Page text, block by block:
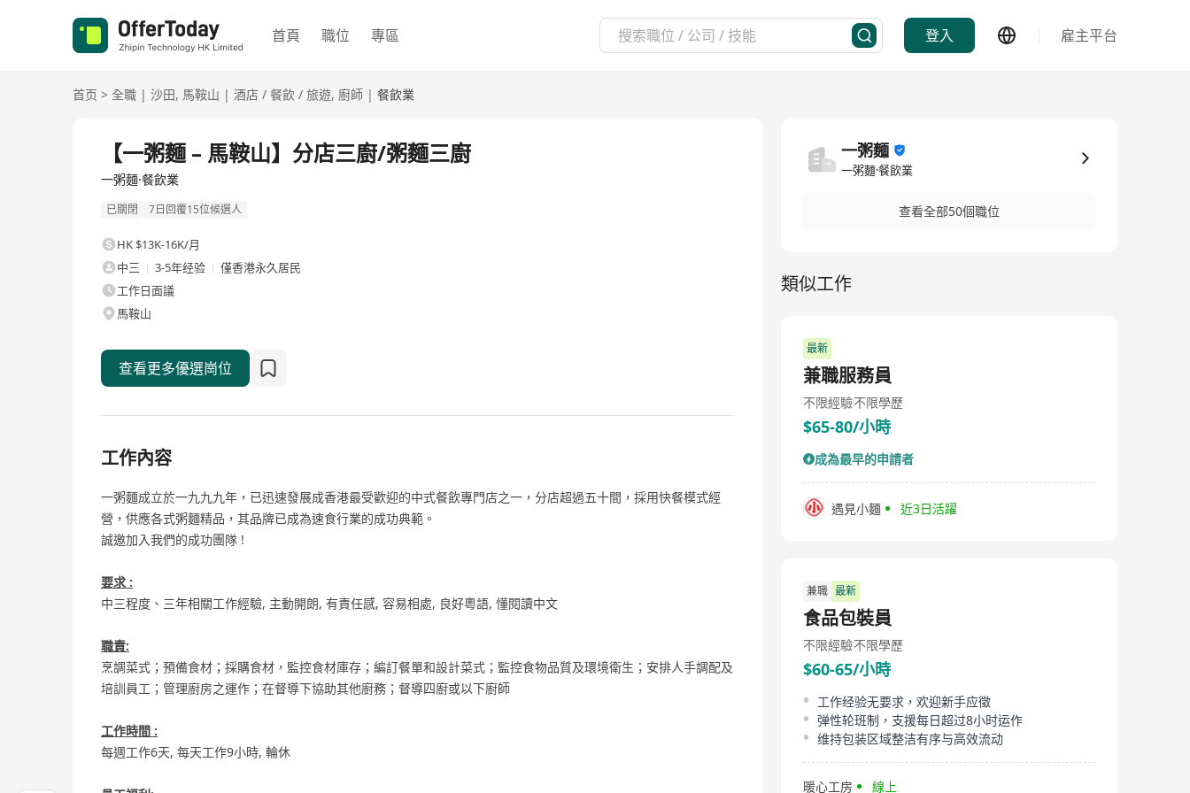
首頁 職位 專區 登入 雇主平台
首页 > 全職 | 沙田, 馬鞍山 | 酒店 / 餐飲 / 旅遊, 廚師 | 餐飲業
【一粥麵 – 馬鞍山】分店三廚/粥麵三廚
一粥麵·餐飲業
已關閉 7日回覆15位候選人
HK $13K-16K/月
中三
3-5年经验
僅香港永久居民
工作日面議
馬鞍山
查看更多優選崗位
工作內容
一粥麵成立於一九九九年，已迅速發展成香港最受歡迎的中式餐飲專門店之一，分店超過五十間，採用快餐模式經
營，供應各式粥麵精品，其品牌已成為速食行業的成功典範。
誠邀加入我們的成功團隊 !
要求 :
中三程度、三年相關工作經驗, 主動開朗, 有責任感, 容易相處, 良好粵語, 懂閱讀中文
職責:
烹調菜式；預備食材；採購食材，監控食材庫存；編訂餐單和設計菜式；監控食物品質及環境衛生；安排人手調配及
培訓員工；管理廚房之運作；在督導下協助其他廚務；督導四廚或以下廚師
工作時間 :
每週工作6天, 每天工作9小時, 輪休
一粥麵
一粥麵·餐飲業
查看全部50個職位
類似工作
最新
兼職服務員
不限經驗不限學歷
$65-80/小時
成為最早的申請者
遇見小麵 近3日活躍
兼職 最新
食品包裝員
不限經驗不限學歷
$60-65/小時
工作经验无要求，欢迎新手应徵
弹性轮班制，支援每日超过8小时运作
维持包装区域整洁有序与高效流动
暖心工房 線上